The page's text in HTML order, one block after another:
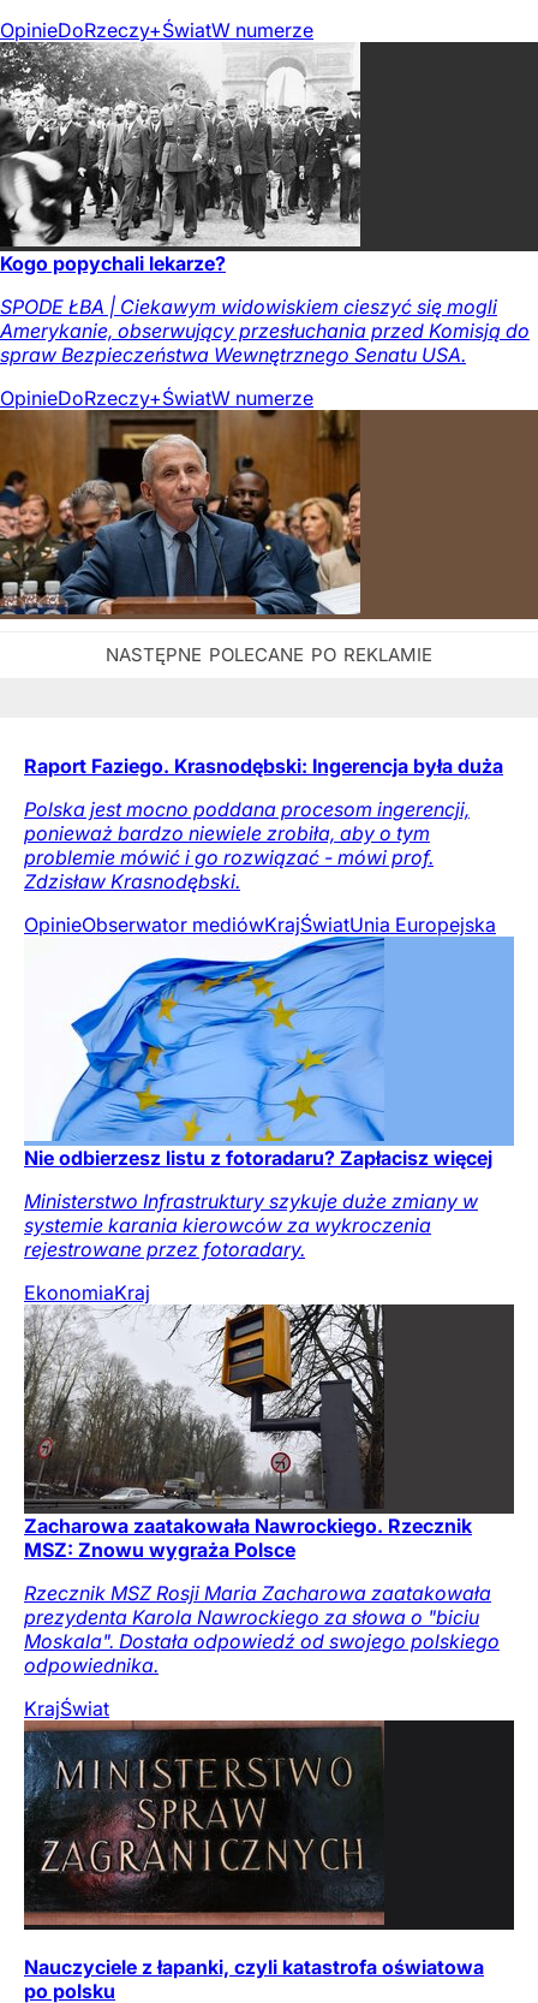
OpinieDoRzeczy+ŚwiatW numerze
Kogo popychali lekarze?
SPODE ŁBA | Ciekawym widowiskiem cieszyć się mogli
Amerykanie, obserwujący przesłuchania przed Komisją do
spraw Bezpieczeństwa Wewnętrznego Senatu USA.
OpinieDoRzeczy+ŚwiatW numerze
Raport Faziego. Krasnodębski: Ingerencja była duża
Polska jest mocno poddana procesom ingerencji,
ponieważ bardzo niewiele zrobiła, aby o tym
problemie mówić i go rozwiązać - mówi prof.
Zdzisław Krasnodębski.
OpinieObserwator mediówKrajŚwiatUnia Europejska
Nie odbierzesz listu z fotoradaru? Zapłacisz więcej
Ministerstwo Infrastruktury szykuje duże zmiany w
systemie karania kierowców za wykroczenia
rejestrowane przez fotoradary.
EkonomiaKraj
Zacharowa zaatakowała Nawrockiego. Rzecznik
MSZ: Znowu wygraża Polsce
Rzecznik MSZ Rosji Maria Zacharowa zaatakowała
prezydenta Karola Nawrockiego za słowa o "biciu
Moskala". Dostała odpowiedź od swojego polskiego
odpowiednika.
KrajŚwiat
Nauczyciele z łapanki, czyli katastrofa oświatowa
po polsku